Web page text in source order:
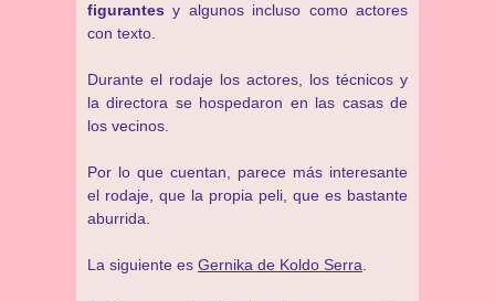
figurantes y algunos incluso como actores
con texto.
Durante el rodaje los actores, los técnicos y
la directora se hospedaron en las casas de
los vecinos.
Por lo que cuentan, parece más interesante
el rodaje, que la propia peli, que es bastante
aburrida.
La siguiente es Gernika de Koldo Serra